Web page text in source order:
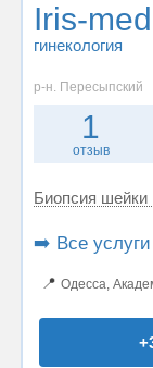
Iris-
гинекология
р-н. Пересыпский
1
отзыв
Биопсия шейки
➡️ Все
📍 Одесса,